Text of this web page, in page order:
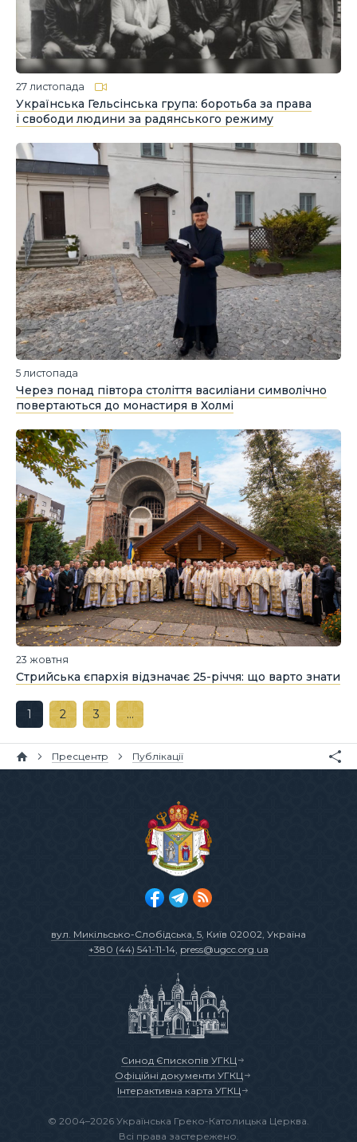
27 листопада
Українська Гельсінська група: боротьба за права
і свободи людини за радянського режиму
5 листопада
Через понад півтора століття василіани символічно
повертаються до монастиря в Холмі
23 жовтня
Стрийська єпархія відзначає 25-річчя: що варто знати
1 2 3 …
Пресцентр Публікації
вул. Микільсько-Слобідська, 5, Київ 02002, Україна
+380 (44) 541-11-14, press@ugcc.org.ua
Синод Єпископів УГКЦ
Офіційні документи УГКЦ
Інтерактивна карта УГКЦ
© 2004–2026 Українська Греко-Католицька Церква.
Всі права застережено.